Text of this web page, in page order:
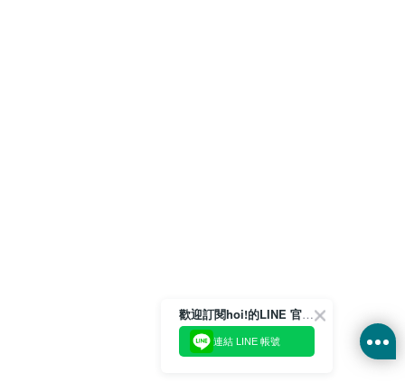
歡迎訂閱hoi!的LINE 官方帳號
連結 LINE 帳號